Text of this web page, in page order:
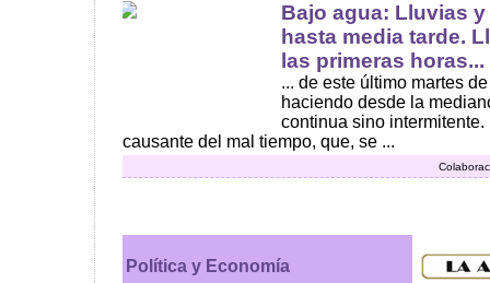
Bajo agua: Lluvias
hasta media tarde.
las primeras horas...
... de este último martes
haciendo desde la
continua sino
causante del mal tiempo, que, se ...
Política y Economía